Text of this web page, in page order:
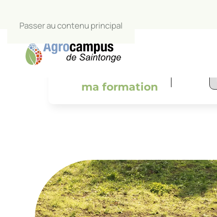
Passer au contenu principal
salle de
ma formation